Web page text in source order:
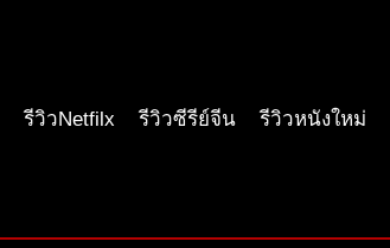
รีวิวNetfilx รีวิวซีรีย์จีน รีวิวหนังใหม่